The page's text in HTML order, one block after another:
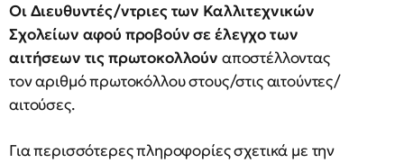
Οι Διευθυντές/ντριες των Καλλιτεχνικών
Σχολείων αφού προβούν σε έλεγχο των
αιτήσεων τις πρωτοκολλούν αποστέλλοντας
τον αριθμό πρωτοκόλλου στους/στις αιτούντες/
αιτούσες.
Για περισσότερες πληροφορίες σχετικά με την